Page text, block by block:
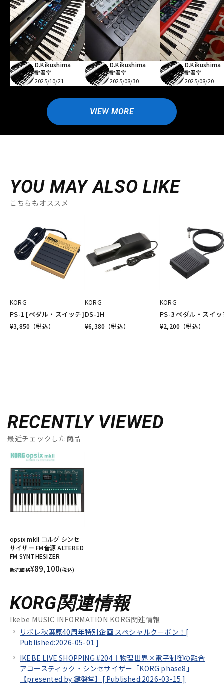
D.Kikushima
鍵盤堂
2025/10/21
D.Kikushima
鍵盤堂
2025/08/30
D.Kikushima
鍵盤堂
2025/08/20
VIEW MORE
YOU MAY ALSO LIKE
こちらもオススメ
KORG
PS-1 [ペダル・スイッチ]
¥3,850 （税込）
KORG
DS-1H
¥6,380 （税込）
KORG
PS-3 ペダル・スイ
¥2,200 （税込）
RECENTLY VIEWED
最近チェックした商品
opsix mkII コルグ シンセ
サイザー FM音源 ALTERED
FM SYNTHESIZER
販売価格¥89,100(税込)
KORG関連情報
Ikebe MUSIC INFORMATION KORG関連情報
リボレ秋葉原40周年特別企画 スぺシャルクーポン！[
Published:2026-05-01 ]
IKEBE LIVE SHOPPING #204｜物理世界×電子制御の融合
アコースティック・シンセサイザー「KORG phase8」
【presented by 鍵盤堂】[ Published:2026-03-15 ]